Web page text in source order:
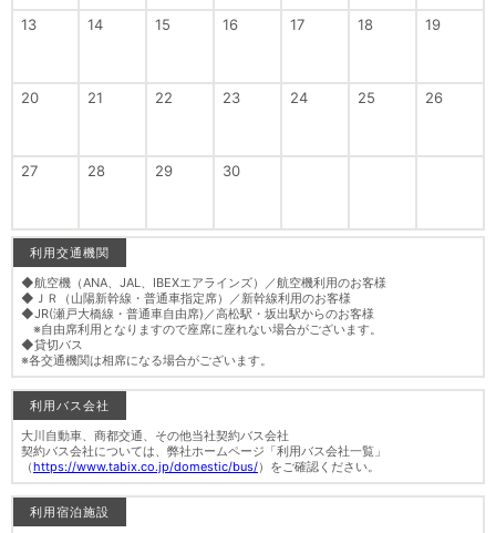
13 14 15 16 17 18 19
20 21 22 23 24 25 26
27 28 29 30
利用交通機関
◆航空機（ANA、JAL、IBEXエアラインズ）／航空機利用のお客様
◆ＪＲ（山陽新幹線・普通車指定席）／新幹線利用のお客様
◆JR(瀬戸大橋線・普通車自由席)／高松駅・坂出駅からのお客様
※自由席利用となりますので座席に座れない場合がございます。
◆貸切バス
※各交通機関は相席になる場合がございます。
利用バス会社
大川自動車、商都交通、その他当社契約バス会社
契約バス会社については、弊社ホームページ「利用バス会社一覧」
（https://www.tabix.co.jp/domestic/bus/）をご確認ください。
利用宿泊施設